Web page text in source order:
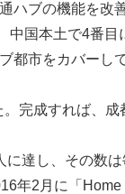
ハブの機能を改
中国本土で4番目
都市をカバーし
完成すれば、
達し、その数は
年2月に「Home